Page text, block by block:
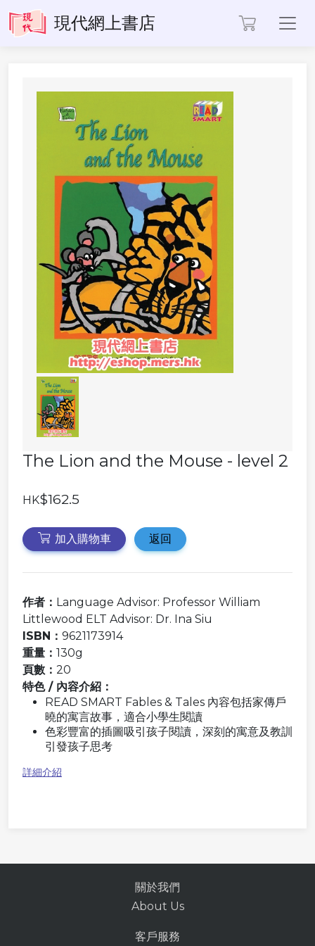
現代網上書店
The Lion and the Mouse - level 2
HK$162.5
加入購物車 返回
作者： Language Advisor: Professor William
Littlewood ELT Advisor: Dr. Ina Siu
ISBN： 9621173914
重量： 130g
頁數： 20
特色 / 內容介紹：
READ SMART Fables & Tales 內容包括家傳戶
曉的寓言故事，適合小學生閱讀
色彩豐富的插圖吸引孩子閱讀，深刻的寓意及教訓
引發孩子思考
詳細介紹
關於我們
About Us
客戶服務